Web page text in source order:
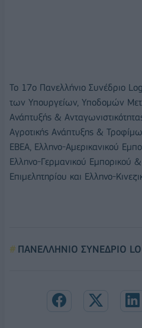
Το 17ο Πανελλήνιο Συνέδριο
των Υπουργείων, Υποδομών
Ανάπτυξής &
Αγροτικής Ανάπτυξης &
ΕΒΕΑ, Ελληνο-Αμερικανικού
Ελληνο-Γερμανικού Εμπορικού
Επιμελητηρίου και Ελληνο-
ΠΑΝΕΛΛΗΝΙΟ ΣΥΝΕΔΡΙΟ